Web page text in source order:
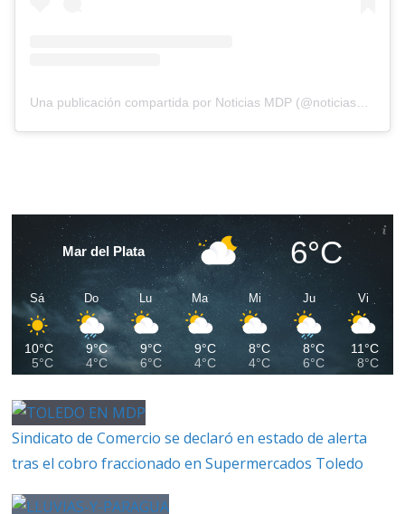
Una publicación compartida por Noticias MDP (@noticiasmdp)
Mar del Plata 6°C
Sá
10°C
5°C
Do
9°C
4°C
Lu
9°C
6°C
Ma
9°C
4°C
Mi
8°C
4°C
Ju
8°C
6°C
Vi
11°C
8°C
Sindicato de Comercio se declaró en estado de alerta
tras el cobro fraccionado en Supermercados Toledo